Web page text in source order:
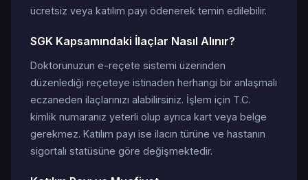
ücretsiz veya katılım payı ödenerek temin edilebilir.
SGK Kapsamındaki İlaçlar Nasıl Alınır?
Doktorunuzun e-reçete sistemi üzerinden
düzenlediği reçeteye istinaden herhangi bir anlaşmalı
eczaneden ilaçlarınızı alabilirsiniz. İşlem için T.C.
kimlik numaranız yeterli olup ayrıca kart veya belge
gerekmez. Katılım payı ise ilacın türüne ve hastanın
sigortalı statüsüne göre değişmektedir.